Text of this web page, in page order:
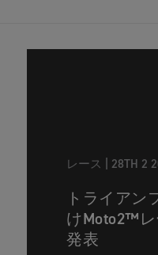
レース | 28TH 2
トライアン
けMoto2™
発表